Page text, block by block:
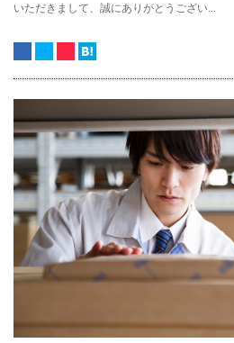
いただきまして、誠にありがとうござい...